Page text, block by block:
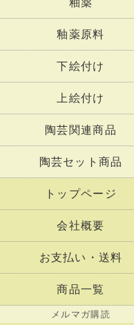
釉薬
釉薬原料
下絵付け
上絵付け
陶芸関連商品
陶芸セット商品
トップページ
会社概要
お支払い・送料
商品一覧
メルマガ購読